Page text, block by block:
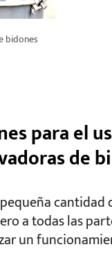
bidones
para el
de
cantidad
a todas las
un